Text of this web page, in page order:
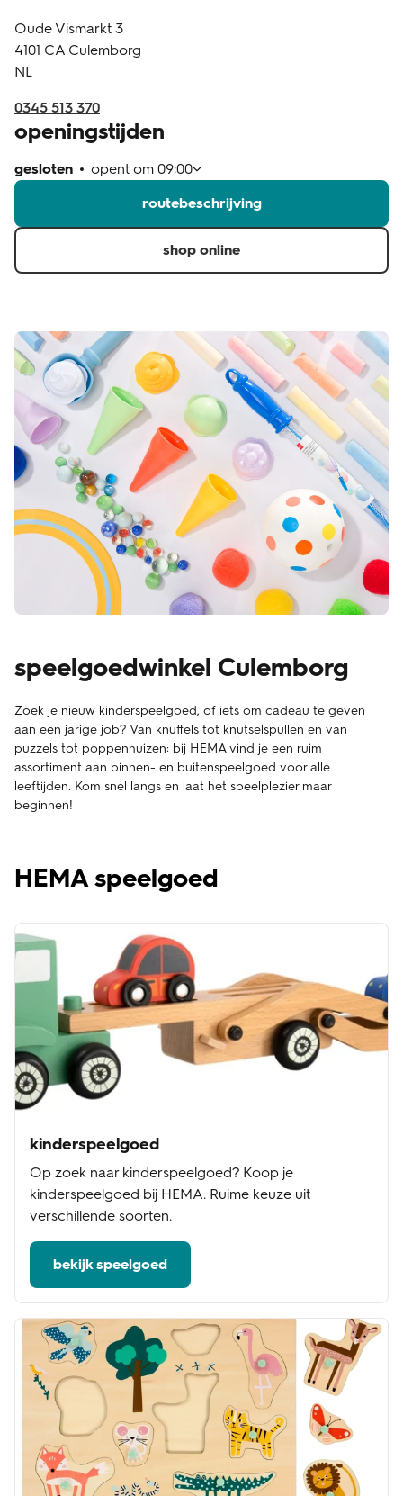
klantenservice
Oude Vismarkt 3
4101 CA Culemborg
NL
0345 513 370
openingstijden
gesloten opent om 09:00
routebeschrijving
shop online
speelgoedwinkel Culemborg
Zoek je nieuw kinderspeelgoed, of iets om cadeau te geven
aan een jarige job? Van knuffels tot knutselspullen en van
puzzels tot poppenhuizen: bij HEMA vind je een ruim
assortiment aan binnen- en buitenspeelgoed voor alle
leeftijden. Kom snel langs en laat het speelplezier maar
beginnen!
HEMA speelgoed
kinderspeelgoed
Op zoek naar kinderspeelgoed? Koop je
kinderspeelgoed bij HEMA. Ruime keuze uit
verschillende soorten.
bekijk speelgoed